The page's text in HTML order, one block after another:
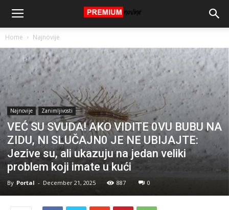
Home Najnovije
Najnovije Zanimljivosti
VEĆ SU SVUDA! AKO VIDITE 0VU BUBU NA
ZIDU, NI SLUČAJN0 JE NE UBIJAJTE:
Jezive su, ali ukazuju na jedan veliki
problem koji imate u kući
By Portal - December 21, 2025 887 0